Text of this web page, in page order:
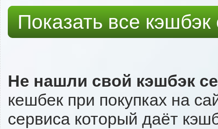
Показать все
Не нашли свой кэшбэк
кешбек при покупках на
сервиса который даёт